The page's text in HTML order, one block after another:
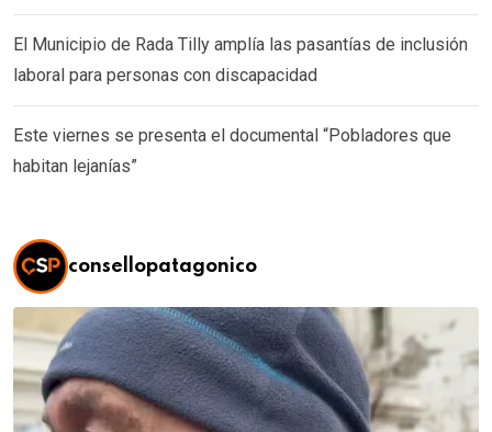
El Municipio de Rada Tilly amplía las pasantías de inclusión
laboral para personas con discapacidad
Este viernes se presenta el documental “Pobladores que
habitan lejanías”
consellopatagonico